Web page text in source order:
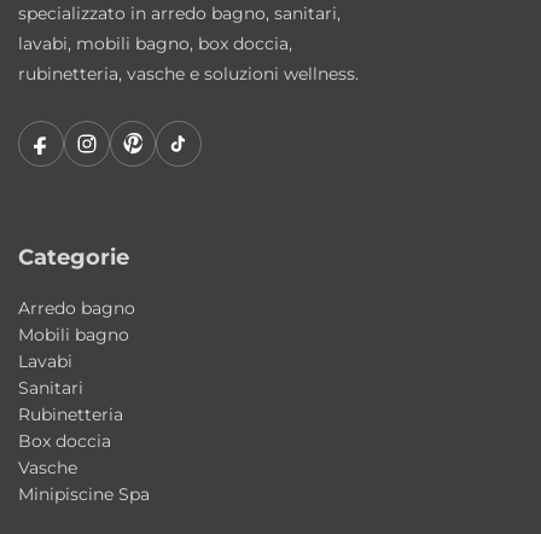
disponibile e consente un accesso comodo
anche in ambienti ridotti.
Il vetro è temperato da 6 mm, garantendo
Qual è la tipologia di installazione?
Reversibile: può essere installato come
angolo destro o angolo sinistro, adattandosi
facilmente alla configurazione del bagno.
Come si pulisce il vetro?
Il vetro è trattato con rivestimento
anticalcare, che rende la pulizia semplice.
specializzato in arredo bagno, sanitari,
lavabi, mobili bagno, box doccia,
rubinetteria, vasche e soluzioni wellness.
Categorie
Arredo bagno
Mobili bagno
Lavabi
Sanitari
Rubinetteria
Box doccia
Vasche
Minipiscine Spa